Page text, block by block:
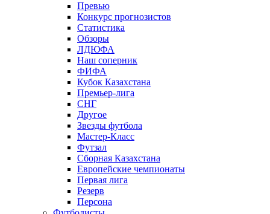
Превью
Конкурс прогнозистов
Статистика
Обзоры
ЛДЮФА
Наш соперник
ФИФА
Кубок Казахстана
Премьер-лига
СНГ
Другое
Звезды футбола
Мастер-Класс
Футзал
Сборная Казахстана
Европейские чемпионаты
Первая лига
Резерв
Персона